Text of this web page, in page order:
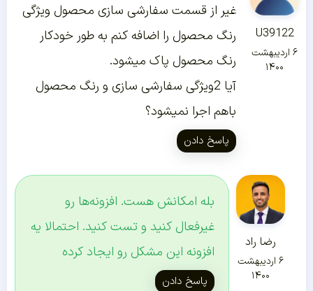
U39122
۶ اردیبهشت
۱۴۰۰
غیر از قسمت سفارشی سازی محصول ویژگی
رنگ محصول را اضافه کنم به طور خودکار
رنگ محصول پاک میشود.
آیا 2ویژگی سفارشی سازی و رنگ محصول
باهم اجرا نمیشود؟
پاسخ دادن
رضا راد
۶ اردیبهشت
۱۴۰۰
بله امکانش هست. افزونه‌ها رو
غیرفعال کنید و تست کنید. احتمالا یه
افزونه این مشکل رو ایجاد کرده
پاسخ دادن